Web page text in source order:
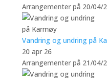
Arrangementer på 20/04/
Vandring og undring på
20 apr 26
Arrangementer på 21/04/